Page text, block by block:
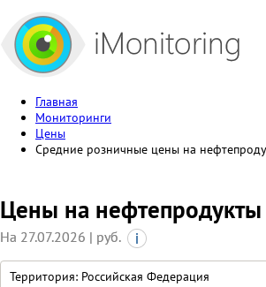
Главная
Мониторинги
Цены
Средние розничные цены на
Цены на нефтепродукты
На 27.07.2026 | руб.